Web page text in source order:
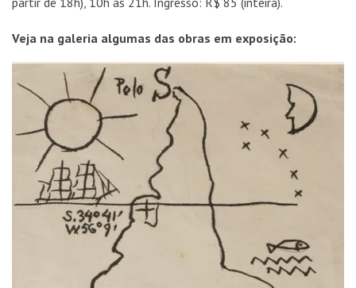
Veja na galeria algumas das obras em exposição: